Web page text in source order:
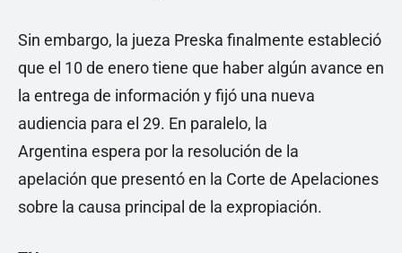
Sin embargo, la jueza Preska finalmente estableció
que el 10 de enero tiene que haber algún avance en
la entrega de información y fijó una nueva
audiencia para el 29. En paralelo, la
Argentina espera por la resolución de la
apelación que presentó en la Corte de Apelaciones
sobre la causa principal de la expropiación.